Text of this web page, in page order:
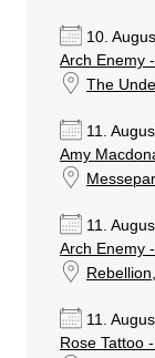
10.
Arch Enemy
The
11.
Amy
11.
Arch Enemy
Rebellion
11.
Rose Tattoo